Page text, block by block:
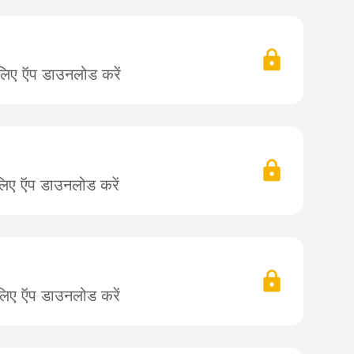
ऍप डाउनलोड करें
ऍप डाउनलोड करें
ऍप डाउनलोड करें